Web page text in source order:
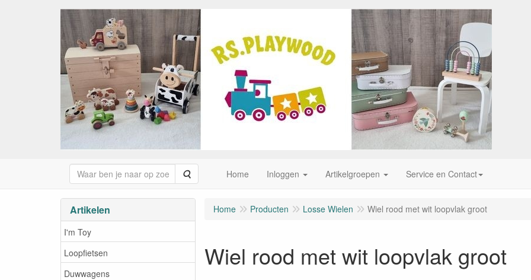
Zoeken Home Inloggen Artikelgroepen Service en Contact
Artikelen
I'm Toy
Loopfietsen
Duwwagens
Home Producten Losse Wielen Wiel rood met wit loopvlak groot
Wiel rood met wit loopvlak groot